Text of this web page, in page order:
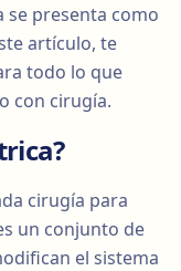
se presenta como
artículo, te
todo lo que
con cirugía.
cirugía para
un conjunto de
el sistema